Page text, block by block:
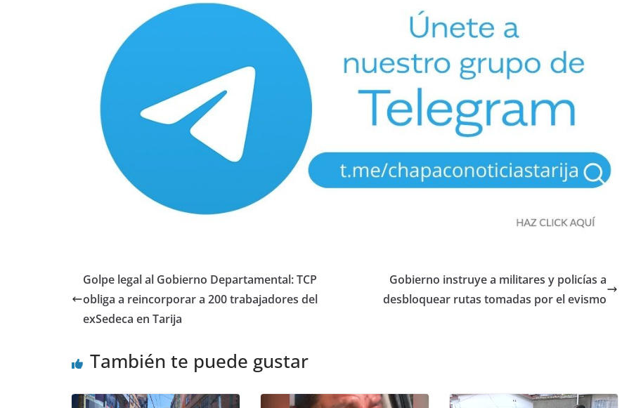
Golpe legal al Gobierno Departamental: TCP
obliga a reincorporar a 200 trabajadores del
exSedeca en Tarija
Gobierno instruye a militares y policías a
desbloquear rutas tomadas por el evismo
También te puede gustar